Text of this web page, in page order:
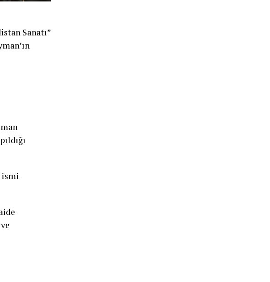
Sanatı”
ismi